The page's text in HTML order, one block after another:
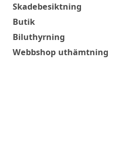
Skadebesiktning
Butik
Biluthyrning
Webbshop uthämtning